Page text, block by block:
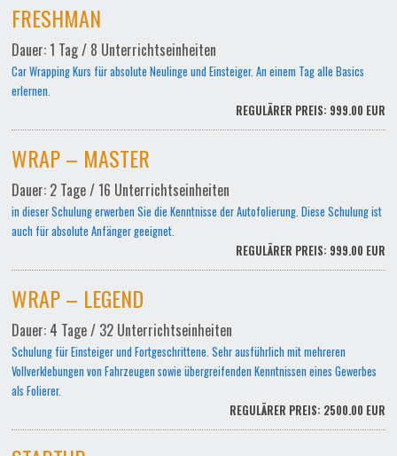
FRESHMAN
Dauer: 1 Tag / 8 Unterrichtseinheiten
Car Wrapping Kurs für absolute Neulinge und Einsteiger. An einem Tag alle Basics
erlernen.
REGULÄRER PREIS: 999.00 EUR
WRAP – MASTER
Dauer: 2 Tage / 16 Unterrichtseinheiten
in dieser Schulung erwerben Sie die Kenntnisse der Autofolierung. Diese Schulung ist
auch für absolute Anfänger geeignet.
REGULÄRER PREIS: 999.00 EUR
WRAP – LEGEND
Dauer: 4 Tage / 32 Unterrichtseinheiten
Schulung für Einsteiger und Fortgeschrittene. Sehr ausführlich mit mehreren
Vollverklebungen von Fahrzeugen sowie übergreifenden Kenntnissen eines Gewerbes
als Folierer.
REGULÄRER PREIS: 2500.00 EUR